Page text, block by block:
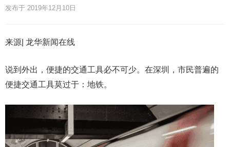
发布于 2019年12月10日
来源| 龙华新闻在线
说到外出，便捷的交通工具必不可少。在深圳，市民普遍的
便捷交通工具莫过于：地铁。